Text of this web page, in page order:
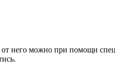
от него можно при помощи